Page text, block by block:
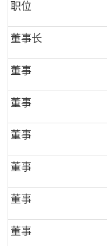
职位
董事长
董事
董事
董事
董事
董事
董事